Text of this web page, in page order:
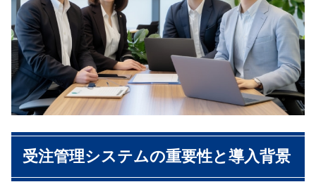
受注管理システムの重要性と導入背景